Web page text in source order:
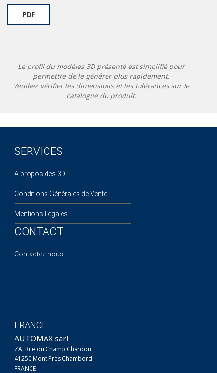
PDF
Le profil du modèles 3D présenté est simplifié pour
permettre de le générer plus rapidement.
Veuillez vérifier les dimensions et les tolérances sur le
catalogue du produit.
SERVICES
A propos des 3D
Conditions Générales de Vente
Mentions Légales
CONTACT
Contactez-nous
FRANCE
AUTOMAX sarl
ZA, Rue du Champ Chardon
41250 Mont Près Chambord
FRANCE